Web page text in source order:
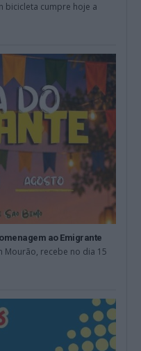
bicicleta cumpre hoje a
ao Emigrante
Mourão, recebe no dia 15